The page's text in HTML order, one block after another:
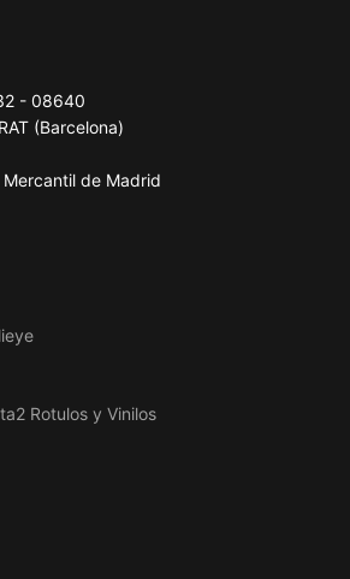
- 08640
(Barcelona)
de Madrid
Rotulos y Vinilos